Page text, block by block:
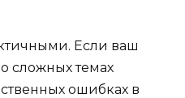
Если ваш
сложных темах
ошибках в